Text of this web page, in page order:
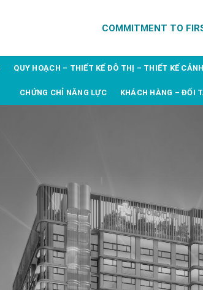
COMMITMENT TO
QUY HOẠCH – THIẾT KẾ ĐÔ THỊ – THIẾT KẾ
CHỨNG CHỈ NĂNG LỰC KHÁCH HÀNG – ĐỐI